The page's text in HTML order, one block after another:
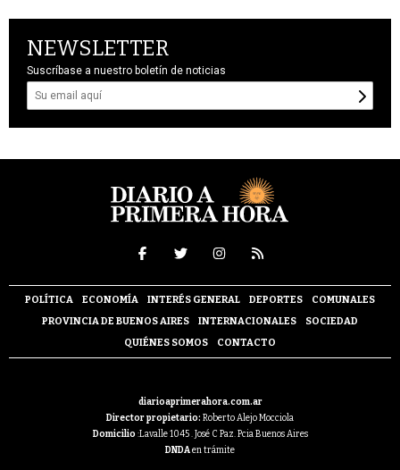
NEWSLETTER
Suscríbase a nuestro boletín de noticias
POLÍTICA ECONOMÍA INTERÉS GENERAL DEPORTES
COMUNALES
PROVINCIA DE BUENOS AIRES
INTERNACIONALES
SOCIEDAD
QUIÉNES SOMOS
CONTACTO
diarioaprimerahora.com.ar
Director propietario: Roberto Alejo Mocciola
Domicilio :Lavalle 1045 . José C Paz. Pcia Buenos Aires
DNDAen trámite